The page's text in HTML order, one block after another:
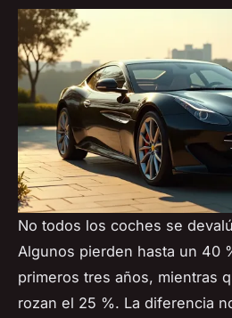
No todos los coches se
Algunos pierden hasta un 40
primeros tres años, mientras
rozan el 25 %. La diferencia